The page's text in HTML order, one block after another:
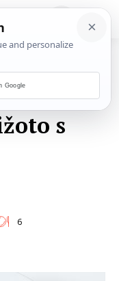
s
6
Google